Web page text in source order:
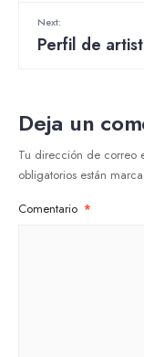
Next:
Perfil de
Deja un
Tu dirección de correo
obligatorios están
Comentario *